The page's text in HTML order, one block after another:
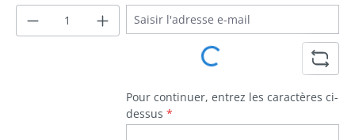
Loading...
Pour continuer, entrez les caractères ci-
dessus *